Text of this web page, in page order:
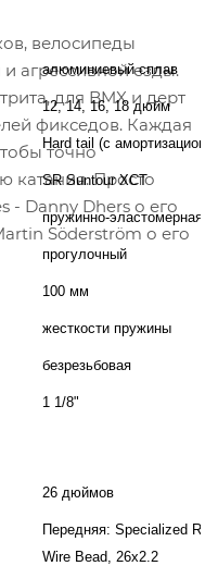
велосипеды
агрессивной езды.
для BMX и дерт
фикседов. Каждая
точно
катания. Просто
- Danny Dhers о его
Söderström о его
алюминиевый сплав
12, 14, 16, 18 дюйм
Hard tail (с
SR Suntour XCT
пружинно-эластомерная
прогулочный
100 мм
жесткости пружины
безрезьбовая
1 1/8"
26 дюймов
Передняя: Specialized
Wire Bead, 26x2.2